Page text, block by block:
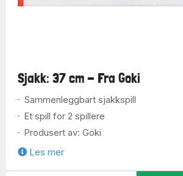
Sjakk: 37 cm - Fra Goki
Sammenleggbart sjakkspill
Et spill for 2 spillere
Produsert av: Goki
Les mer